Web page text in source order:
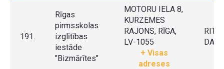
191.
Rīgas
pirmsskolas
izglītības
iestāde
"Bizmārītes"
MOTORU IELA 8,
KURZEMES
RAJONS, RĪGA,
LV-1055
+ Visas
adreses
RITA